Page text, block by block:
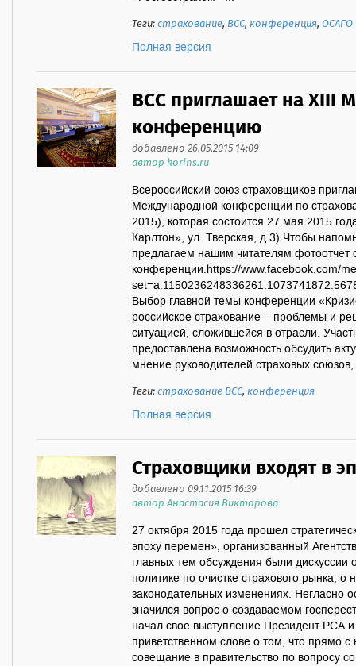
Теги:страхование, ВСС,конференция,ОСАГО
Полная версия
ВСС приглашает на XIII
конференцию
добавлено 26.05.2015 14:09
автор korins.ru
Всероссийский союз страховщиков
Международной конференции по
2015), которая состоится 27 мая 2015
Карлтон», ул. Тверская, д.3).Чтобы
предлагаем нашим читателям
конференции.https://www.facebook.com/
Выбор главной темы конференции
российское страхование – проблемы и
ситуацией, сложившейся в отрасли.
предоставлена возможность обсудить
мнение руководителей страховых
Теги:страхование ВСС,конференция
Полная версия
Страховщики входят в
добавлено 09.11.2015 16:39
автор Анастасия Викторова
27 октября 2015 года прошел
эпоху перемен», организованный
главных тем обсуждения были
политике по очистке страхового рынка, о
законодательных изменениях. Негласно
значился вопрос о создаваемом
начал свое выступление Президент РСА
приветственном слове о том, что прямо
совещание в правительство по вопросу